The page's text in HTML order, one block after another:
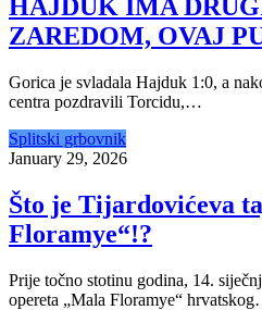
HAJDUK IMA
ZAREDOM, OVAJ
Gorica je svladala Hajduk 1:0, a
centra pozdravili Torcidu,…
Splitski grbovnik
January 29, 2026
Što je Tijardovićeva
Floramye“!?
Prije točno stotinu godina, 14.
opereta „Mala Floramye“